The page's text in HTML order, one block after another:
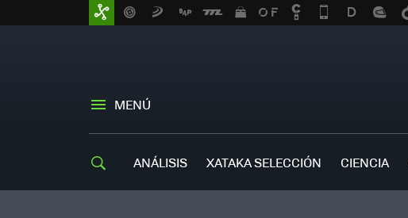
MENÚ
ANÁLISIS XATAKA SELECCIÓN CIENCIA